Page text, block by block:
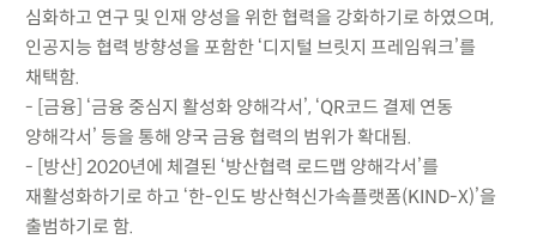
심화하고 연구 및 인재 양성을 위한 협력을 강화하기로 하였으며,
인공지능 협력 방향성을 포함한 ‘디지털 브릿지 프레임워크’를
채택함.
- [금융] ‘금융 중심지 활성화 양해각서’, ‘QR코드 결제 연동
양해각서’ 등을 통해 양국 금융 협력의 범위가 확대됨.
- [방산] 2020년에 체결된 ‘방산협력 로드맵 양해각서’를
재활성화하기로 하고 ‘한-인도 방산혁신가속플랫폼(KIND-X)’을
출범하기로 함.